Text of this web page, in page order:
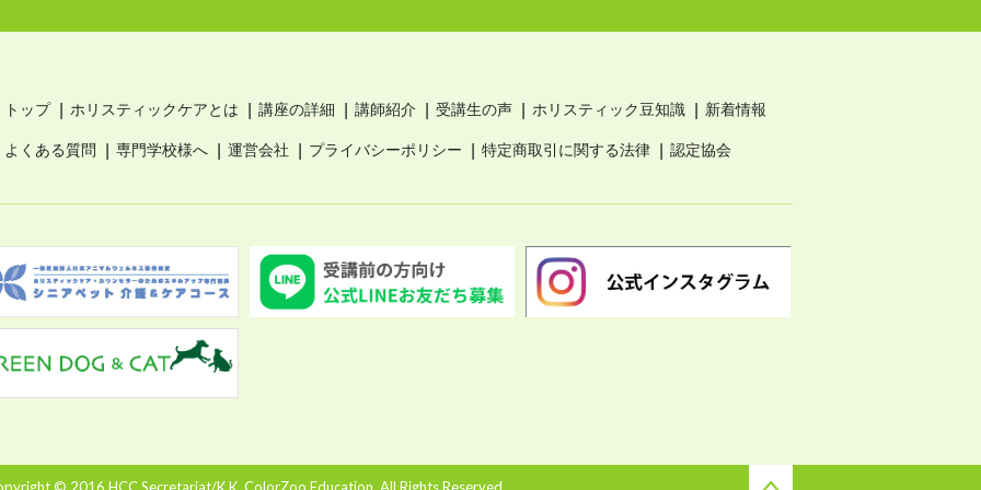
トップ ホリスティックケアとは 講座の詳細 講師紹介 受講生の声 ホリスティック豆知識 新着情報
よくある質問 専門学校様へ 運営会社 プライバシーポリシー 特定商取引に関する法律 認定協会